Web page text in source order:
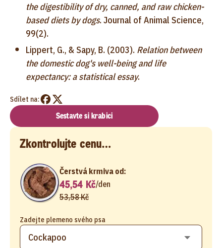
the digestibility of dry, canned, and raw chicken-
based diets by dogs. Journal of Animal Science,
99(2).
Lippert, G., & Sapy, B. (2003). Relation between
the domestic dog's well-being and life
expectancy: a statistical essay.
Sdílet na:
Sestavte si krabici
Zkontrolujte cenu…
Zadejte plemeno svého psa
Čerstvá krmiva od:
45,54 Kč/den
53,58 Kč